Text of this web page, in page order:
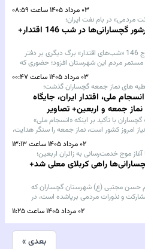
پالایشگاه گچساران، ضمن تشریح روند
بر شفافیت، عدالت، شایسته‌سالاری و استفاده
کار تأکید کرد.
۰۳ مرداد ۱۴۰۵ ساعت ۰۸:۵۹
مردمی» در بام نفت ایران؛
حضور پرشور گچسارانی‌ها در شب 146 اقتدار+
اجتماع موج 146 «شب‌های اقتدار» برگ دیگری بر دفتر
مردم این شهرستان افزود؛ حضوری که
مسئولیت اجتماعی، همدلی و مشارکت
درصحنه‌های مختلف اجتماعی است.
۰۳ مرداد ۱۴۰۵ ساعت ۰۰:۴۷
های نماز جمعه گچساران گذشت؛
ملی، اقتدار ایران، جایگاه
نماز جمعه و اربعین+ تصاویر
با تأکید بر اینکه «انسجام ملی»
امروز کشور است، نماز جمعه را سنگر هدایت،
وحدت امت اسلامی دانست و با اشاره به سالروز
راهپیمایی اربعین و مسائل منطقه‌ای، بر
برابر دشمن، حفظ اقتدار ملی، تقویت وحدت
جبهه مقاومت تأکید کرد.
۰۲ مرداد ۱۴۰۵ ساعت ۱۳:۱۳
موج خدمت‌رسانی به زائران اربعین؛
راهی کربلای معلی شد+
حسن مجتبی (ع) شهرستان گچساران که
و نذورات مردمی برپاشده است، در
حسینی با بدرقه مسئولان و مردم، عازم
شد تا با ارائه خدمات اسکان، پذیرایی،
میزبان هزاران زائر حضرت
(ع) در بزرگ‌ترین اجتماع دینی جهان
۰۲ مرداد ۱۴۰۵ ساعت ۱۱:۲۵
بعدی »